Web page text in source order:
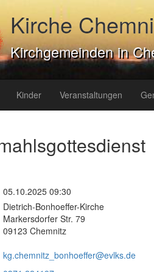
Kirche
Kirchgemeinden in
Kinder Veranstaltungen
05.10.2025 09:30
Dietrich-Bonhoeffer-Kirche
Markersdorfer Str. 79
09123 Chemnitz
kg.chemnitz_bonhoeffer@evlks.de